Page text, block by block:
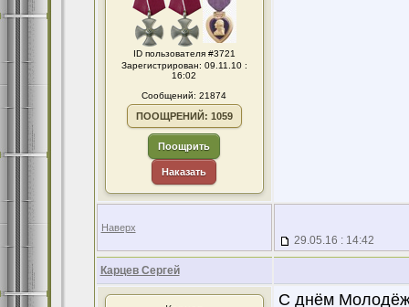
ID пользователя #3721
Зарегистрирован: 09.11.10 :
16:02
Сообщений: 21874
ПООЩРЕНИЙ: 1059
Поощрить
Наказать
Наверх
29.05.16 : 14:42
Карцев Сергей
С днём